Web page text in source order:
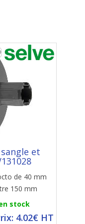
et
de 40 mm
150 mm
stock
4.02€ HT